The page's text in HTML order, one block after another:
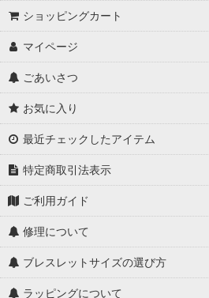
ショッピングカート
マイページ
ごあいさつ
お気に入り
最近チェックしたアイテム
特定商取引法表示
ご利用ガイド
修理について
ブレスレットサイズの選び方
ラッピングについて